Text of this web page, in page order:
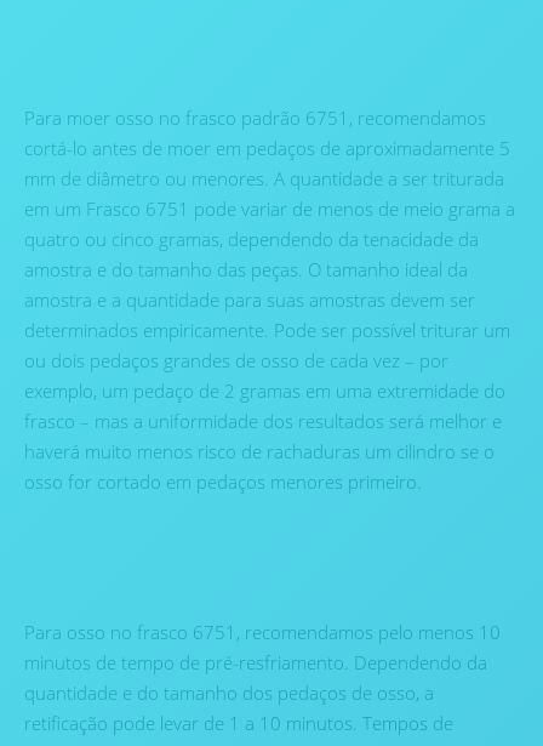
Para moer osso no frasco padrão 6751, recomendamos
cortá-lo antes de moer em pedaços de aproximadamente 5
mm de diâmetro ou menores. A quantidade a ser triturada
em um Frasco 6751 pode variar de menos de meio grama a
quatro ou cinco gramas, dependendo da tenacidade da
amostra e do tamanho das peças. O tamanho ideal da
amostra e a quantidade para suas amostras devem ser
determinados empiricamente. Pode ser possível triturar um
ou dois pedaços grandes de osso de cada vez – por
exemplo, um pedaço de 2 gramas em uma extremidade do
frasco – mas a uniformidade dos resultados será melhor e
haverá muito menos risco de rachaduras um cilindro se o
osso for cortado em pedaços menores primeiro.
Para osso no frasco 6751, recomendamos pelo menos 10
minutos de tempo de pré-resfriamento. Dependendo da
quantidade e do tamanho dos pedaços de osso, a
retificação pode levar de 1 a 10 minutos. Tempos de